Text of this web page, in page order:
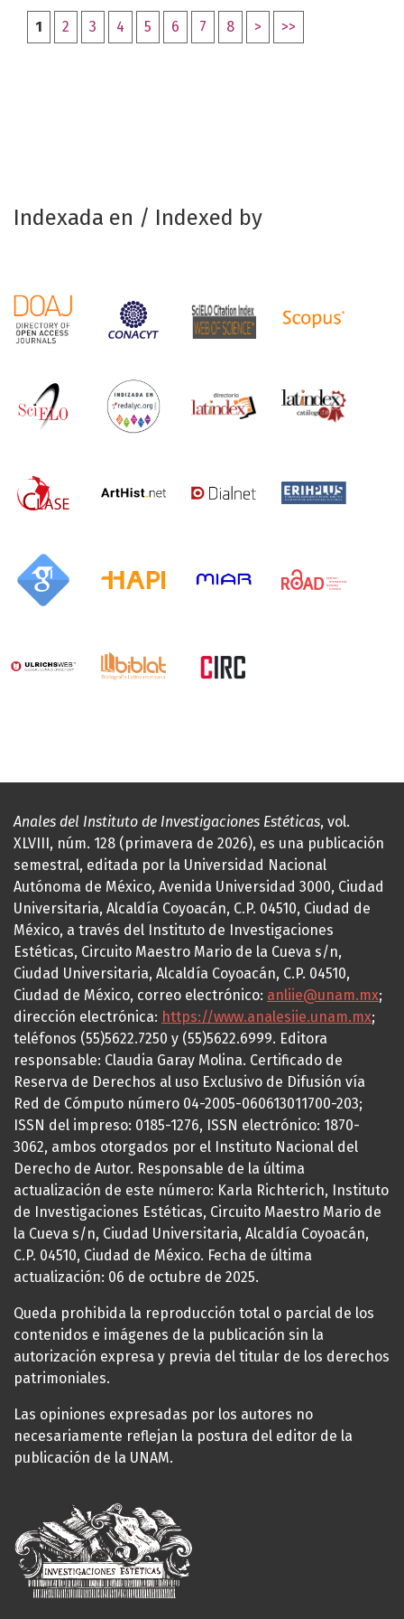
1 2 3 4 5 6 7 8 > >>
Indexada en / Indexed by
Anales del Instituto de Investigaciones Estéticas, vol.
XLVIII, núm. 128 (primavera de 2026), es una publicación
semestral, editada por la Universidad Nacional
Autónoma de México, Avenida Universidad 3000, Ciudad
Universitaria, Alcaldía Coyoacán, C.P. 04510, Ciudad de
México, a través del Instituto de Investigaciones
Estéticas, Circuito Maestro Mario de la Cueva s/n,
Ciudad Universitaria, Alcaldía Coyoacán, C.P. 04510,
Ciudad de México, correo electrónico: anliie@unam.mx;
dirección electrónica: https://www.analesiie.unam.mx;
teléfonos (55)5622.7250 y (55)5622.6999. Editora
responsable: Claudia Garay Molina. Certificado de
Reserva de Derechos al uso Exclusivo de Difusión vía
Red de Cómputo número 04-2005-060613011700-203;
ISSN del impreso: 0185-1276, ISSN electrónico: 1870-
3062, ambos otorgados por el Instituto Nacional del
Derecho de Autor. Responsable de la última
actualización de este número: Karla Richterich, Instituto
de Investigaciones Estéticas, Circuito Maestro Mario de
la Cueva s/n, Ciudad Universitaria, Alcaldía Coyoacán,
C.P. 04510, Ciudad de México. Fecha de última
actualización: 06 de octubre de 2025.
Queda prohibida la reproducción total o parcial de los
contenidos e imágenes de la publicación sin la
autorización expresa y previa del titular de los derechos
patrimoniales.
Las opiniones expresadas por los autores no
necesariamente reflejan la postura del editor de la
publicación de la UNAM.